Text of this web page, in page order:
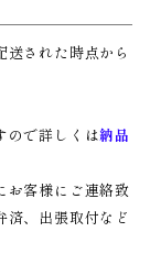
送された時点から
ので詳しくは納品
お客様にご連絡致
済、出張取付など